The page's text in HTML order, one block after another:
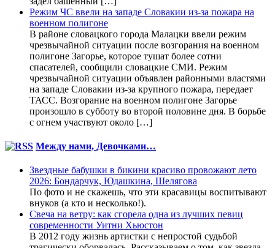
Режим ЧС ввели на западе Словакии из-за пожара на
военном полигоне
В районе словацкого города Малацки ввели режим
чрезвычайной ситуации после возгорания на военном
полигоне Загорье, которое тушат более сотни
спасателей, сообщили словацкие СМИ. Режим
чрезвычайной ситуации объявлен районными властями
на западе Словакии из-за крупного пожара, передает
ТАСС. Возгорание на военном полигоне Загорье
произошло в субботу во второй половине дня. В борьбе
с огнем участвуют около […]
Между нами, Девочками…
Звездные бабушки в бикини красиво провожают лето
2026: Бондарчук, Юдашкина, Шелягова
По фото и не скажешь, что эти красавицы воспитывают
внуков (а кто и несколько!).
Свеча на ветру: как сгорела одна из лучших певиц
современности Уитни Хьюстон
В 2012 году жизнь артистки с непростой судьбой